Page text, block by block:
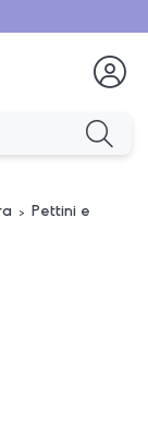
Pettini e